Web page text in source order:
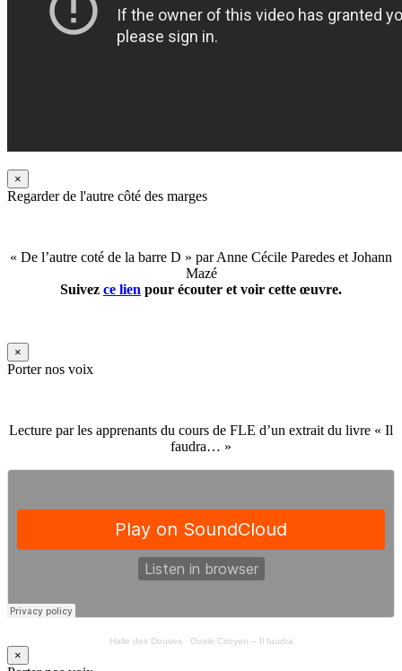
×
Regarder de l'autre côté des marges
« De l’autre coté de la barre D » par Anne Cécile Paredes et Johann
Mazé
Suivez ce lien pour écouter et voir cette œuvre.
×
Porter nos voix
Lecture par les apprenants du cours de FLE d’un extrait du livre « Il
faudra… »
Halle des Douves· Ovale Citoyen – Il faudra
×